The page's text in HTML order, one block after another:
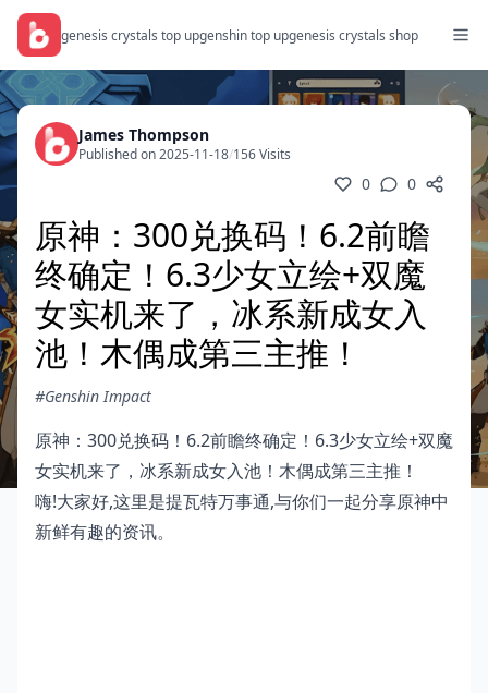
genesis crystals top upgenshin top upgenesis crystals shop
James Thompson
Published on 2025-11-18/156 Visits
0 0
原神：300兑换码！6.2前瞻
终确定！6.3少女立绘+双魔
女实机来了，冰系新成女入
池！木偶成第三主推！
#Genshin Impact
原神：300兑换码！6.2前瞻终确定！6.3少女立绘+双魔
女实机来了，冰系新成女入池！木偶成第三主推！
嗨!大家好,这里是提瓦特万事通,与你们一起分享原神中
新鲜有趣的资讯。